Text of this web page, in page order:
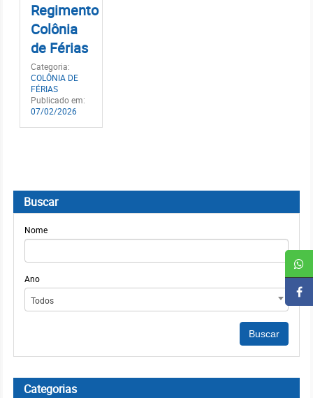
Regimento
Colônia
de Férias
Categoria:
COLÔNIA DE
FÉRIAS
Publicado em:
07/02/2026
Buscar
Nome
Ano
Todos
Categorias